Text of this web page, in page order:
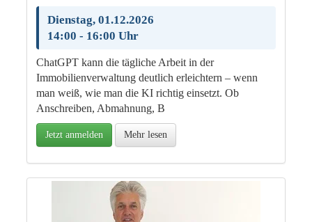
Dienstag, 01.12.2026
14:00 - 16:00 Uhr
ChatGPT kann die tägliche Arbeit in der
Immobilienverwaltung deutlich erleichtern – wenn
man weiß, wie man die KI richtig einsetzt. Ob
Anschreiben, Abmahnung, B
Jetzt anmelden Mehr lesen